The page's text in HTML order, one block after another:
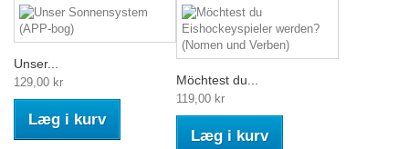
Unser...
129,00 kr
Læg i kurv
Möchtest du...
119,00 kr
Læg i kurv